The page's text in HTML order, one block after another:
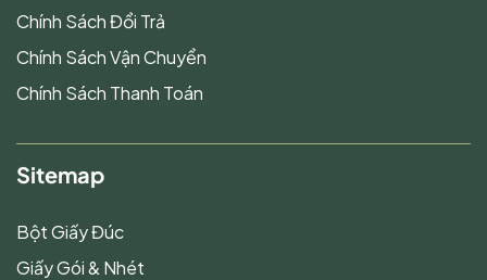
Chính Sách Đổi Trả
Chính Sách Vận Chuyển
Chính Sách Thanh Toán
Sitemap
Bột Giấy Đúc
Giấy Gói & Nhét